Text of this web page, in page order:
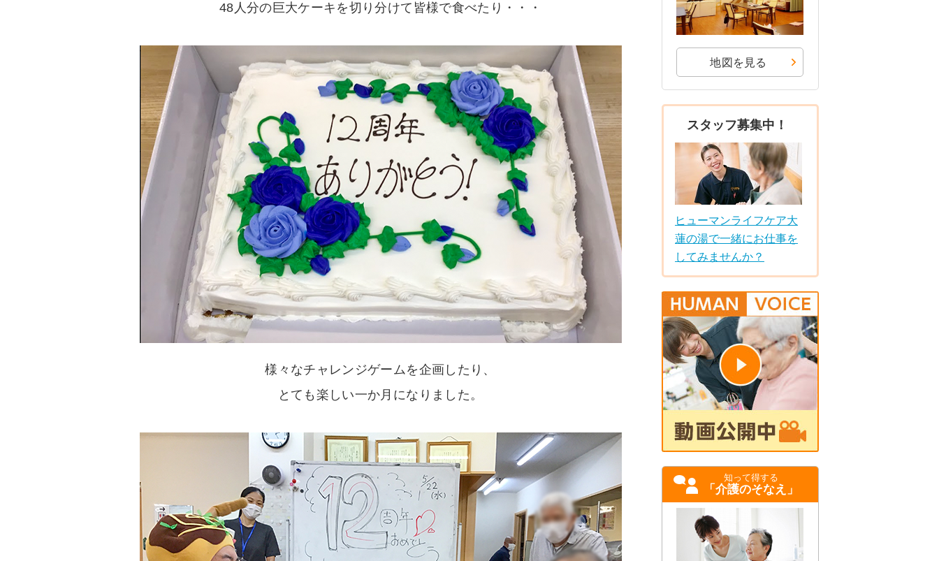
48人分の巨大ケーキを切り分けて皆様で食べたり・・・
様々なチャレンジゲームを企画したり、
とても楽しい一か月になりました。
地図を見る
スタッフ募集中！
ヒューマンライフケア大
蓮の湯で一緒にお仕事を
してみませんか？
知って得する
「介護のそなえ」